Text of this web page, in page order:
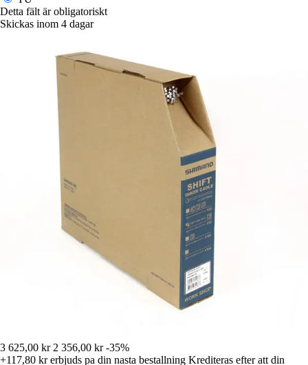
Detta fält är obligatoriskt
Skickas inom 4 dagar
3 625,00 kr 2 356,00 kr -35%
+117,80 krerbjuds pa din nasta bestallning Krediteras efter att din